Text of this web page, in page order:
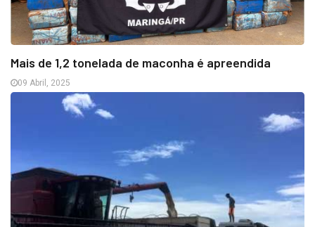
Mais de 1,2 tonelada de maconha é apreendida
09 Abril, 2025